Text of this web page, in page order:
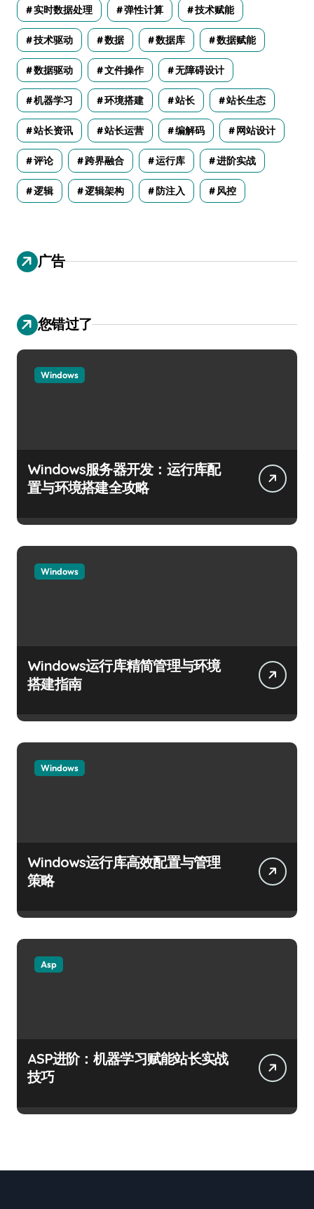
实时数据处理 弹性计算 技术赋能
技术驱动 数据 数据库 数据赋能
数据驱动 文件操作 无障碍设计
机器学习 环境搭建 站长 站长生态
站长资讯 站长运营 编解码 网站设计
评论 跨界融合 运行库 进阶实战
逻辑 逻辑架构 防注入 风控
广告
您错过了
Windows
Windows服务器开发：运行库配
置与环境搭建全攻略
Windows
Windows运行库精简管理与环境
搭建指南
Windows
Windows运行库高效配置与管理
策略
Asp
ASP进阶：机器学习赋能站长实战
技巧